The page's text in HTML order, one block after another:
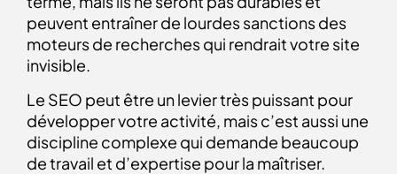
peuvent entraîner de lourdes sanctions des
moteurs de recherches qui rendrait votre site
invisible.
Le SEO peut être un levier très puissant pour
développer votre activité, mais c’est aussi une
discipline complexe qui demande beaucoup
de travail et d’expertise pour la maîtriser.